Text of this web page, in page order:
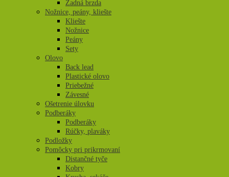
Zadná brzda
Nožnice, peány, kliešte
Kliešte
Nožnice
Peány
Sety
Olovo
Back lead
Plastické olovo
Priebežné
Závesné
Ošetrenie úlovku
Podberáky
Podberáky
Rúčky, plaváky
Podložky
Pomôcky pri prikrmovaní
Distančné tyče
Kobry